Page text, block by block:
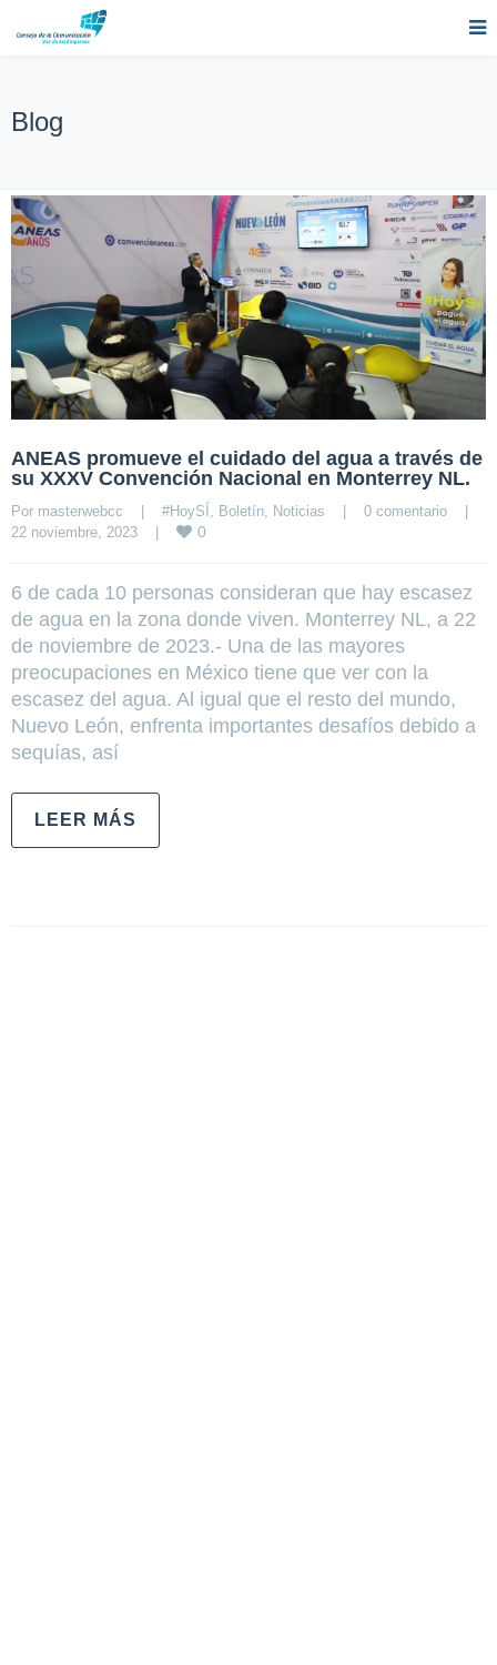
Blog
ANEAS promueve el cuidado del agua a través de
su XXXV Convención Nacional en Monterrey NL.
Por masterwebcc | #HoySÍ Boletín Noticias | 0 comentario
|
22 noviembre, 2023 | 0
6 de cada 10 personas consideran que hay escasez
de agua en la zona donde viven. Monterrey NL, a 22
de noviembre de 2023.- Una de las mayores
preocupaciones en México tiene que ver con la
escasez del agua. Al igual que el resto del mundo,
Nuevo León, enfrenta importantes desafíos debido a
sequías, así
LEER MÁS